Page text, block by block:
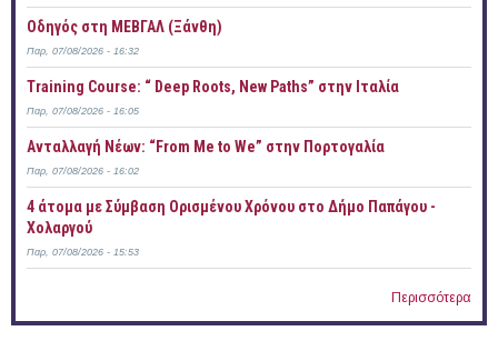
Οδηγός στη ΜΕΒΓΑΛ (Ξάνθη)
Παρ, 07/08/2026 - 16:32
Training Course: “ Deep Roots, New Paths” στην Ιταλία
Παρ, 07/08/2026 - 16:05
Ανταλλαγή Νέων: “From Me to We” στην Πορτογαλία
Παρ, 07/08/2026 - 16:02
4 άτομα με Σύμβαση Ορισμένου Χρόνου στο Δήμο Παπάγου -
Χολαργού
Παρ, 07/08/2026 - 15:53
Περισσότερα